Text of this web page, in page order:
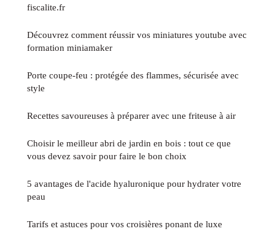
fiscalite.fr
Découvrez comment réussir vos miniatures youtube avec
formation miniamaker
Porte coupe-feu : protégée des flammes, sécurisée avec
style
Recettes savoureuses à préparer avec une friteuse à air
Choisir le meilleur abri de jardin en bois : tout ce que
vous devez savoir pour faire le bon choix
5 avantages de l'acide hyaluronique pour hydrater votre
peau
Tarifs et astuces pour vos croisières ponant de luxe